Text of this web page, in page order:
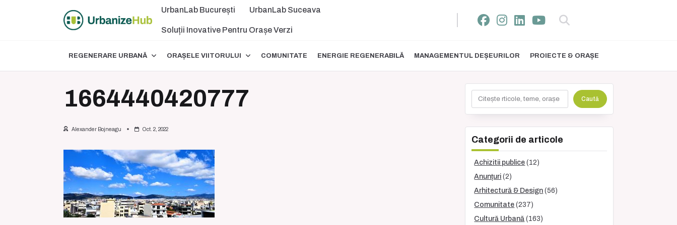
UrbanLab București UrbanLab Suceava
Soluții Inovative Pentru Orașe Verzi
REGENERARE URBANĂ ORAȘELE VIITORULUI COMUNITATE ENERGIE REGENERABILĂ MANAGEMENTUL DEȘEURILOR PROIECTE & ORAȘE
1664440420777
Alexander Bojneagu Oct. 2, 2022
Caută
Categorii de articole
Achizitii publice (12)
Anunțuri (2)
Arhitectură & Design (56)
Comunitate (237)
Cultură Urbană (163)